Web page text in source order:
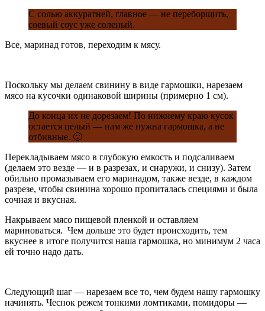
С солью аккуратней, главное — не переборщить,
соевый соус уже соленый.
Все, маринад готов, переходим к мясу.
Поскольку мы делаем свинину в виде гармошки, нарезаем
мясо на кусочки одинаковой ширины (примерно 1 см).
До конца их не дорезаем! По нижнему краю кусок
остается целый — нам же нужна гармошка, а не
отбивные. 🙂
Перекладываем мясо в глубокую емкость и подсаливаем
(делаем это везде — и в разрезах, и снаружи, и снизу). Затем
обильно промазываем его маринадом, также везде, в каждом
разрезе, чтобы свинина хорошо пропиталась специями и была
сочная и вкусная.
Накрываем мясо пищевой пленкой и оставляем
мариноваться. Чем дольше это будет происходить, тем
вкуснее в итоге получится наша гармошка, но минимум 2 часа
ей точно надо дать.
Следующий шаг — нарезаем все то, чем будем нашу гармошку
начинять. Чеснок режем тонкими ломтиками, помидоры —